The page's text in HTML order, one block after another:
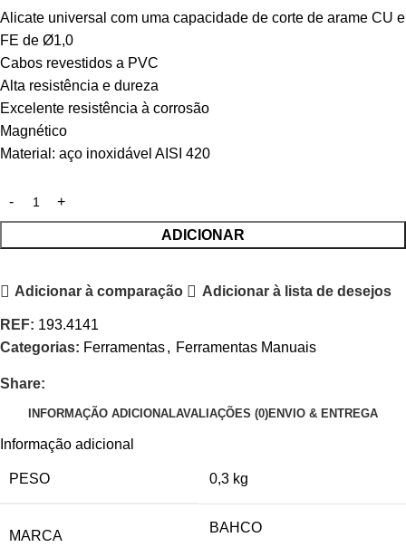
Alicate universal com uma capacidade de corte de arame CU e
FE de Ø1,0
Cabos revestidos a PVC
Alta resistência e dureza
Excelente resistência à corrosão
Magnético
Material: aço inoxidável AISI 420
ADICIONAR
Adicionar à comparação Adicionar à lista de desejos
REF: 193.4141
Categorias: Ferramentas, Ferramentas Manuais
Share:
INFORMAÇÃO ADICIONALAVALIAÇÕES (0)ENVIO & ENTREGA
Informação adicional
PESO 0,3 kg
MARCA
BAHCO